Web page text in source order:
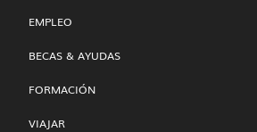
EMPLEO
BECAS & AYUDAS
FORMACIÓN
VIAJAR